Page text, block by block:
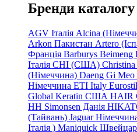
Бренди каталогу
AGV Італія Alcina
Arkon Пакистан Artero
Франція Barburys Beimeng
Італія CHI (США) Christina
(Німеччина) Daeng Gi Meo
Німеччина ETI Italy
Global Keratin США HAIR
HH Simonsen Данія
(Тайвань) Jaguar
Італія ) Maniquick